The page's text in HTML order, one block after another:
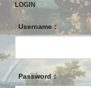
LOGIN
Username：
Password：